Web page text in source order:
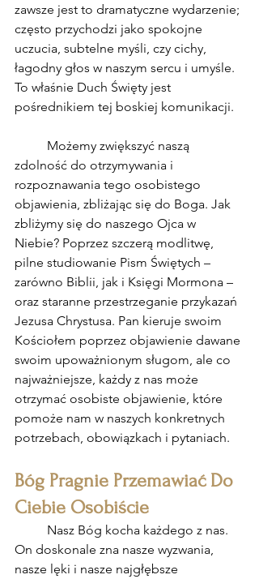
zawsze jest to dramatyczne wydarzenie;
często przychodzi jako spokojne
uczucia, subtelne myśli, czy cichy,
łagodny głos w naszym sercu i umyśle.
To właśnie Duch Święty jest
pośrednikiem tej boskiej komunikacji.
zdolność do otrzymywania i
rozpoznawania tego osobistego
objawienia, zbliżając się do Boga. Jak
zbliżymy się do naszego Ojca w
Niebie? Poprzez szczerą modlitwę,
pilne studiowanie Pism Świętych –
zarówno Biblii, jak i Księgi Mormona –
oraz staranne przestrzeganie przykazań
Jezusa Chrystusa. Pan kieruje swoim
Kościołem poprzez objawienie dawane
swoim upoważnionym sługom, ale co
najważniejsze, każdy z nas może
otrzymać osobiste objawienie, które
pomoże nam w naszych konkretnych
potrzebach, obowiązkach i pytaniach.
Bóg Pragnie Przemawiać Do
Ciebie Osobiście
On doskonale zna nasze wyzwania,
nasze lęki i nasze najgłębsze